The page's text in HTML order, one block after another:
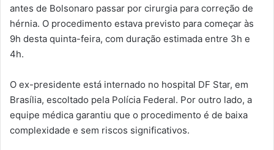
antes de Bolsonaro passar por cirurgia para correção de
hérnia. O procedimento estava previsto para começar às
9h desta quinta-feira, com duração estimada entre 3h e
4h.
O ex-presidente está internado no hospital DF Star, em
Brasília, escoltado pela Polícia Federal. Por outro lado, a
equipe médica garantiu que o procedimento é de baixa
complexidade e sem riscos significativos.